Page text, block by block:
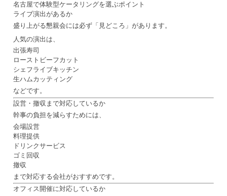
名古屋で体験型ケータリングを選ぶポイント
ライブ演出があるか
盛り上がる懇親会には必ず「見どころ」があります。
人気の演出は、
出張寿司
ローストビーフカット
シェフライブキッチン
生ハムカッティング
などです。
設営・撤収まで対応しているか
幹事の負担を減らすためには、
会場設営
料理提供
ドリンクサービス
ゴミ回収
撤収
まで対応する会社がおすすめです。
オフィス開催に対応しているか